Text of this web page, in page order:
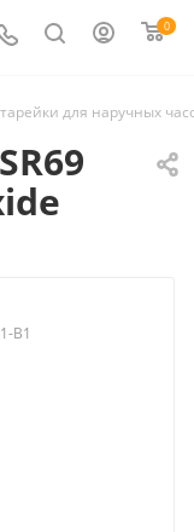
0
для наручных
B1